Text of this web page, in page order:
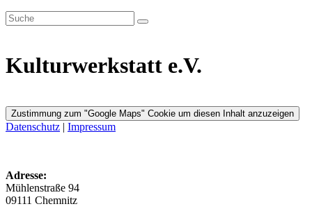
Kulturwerkstatt e.V.
Zustimmung zum "Google Maps" Cookie um diesen Inhalt anzuzeigen
Datenschutz | Impressum
Adresse:
Mühlenstraße 94
09111 Chemnitz